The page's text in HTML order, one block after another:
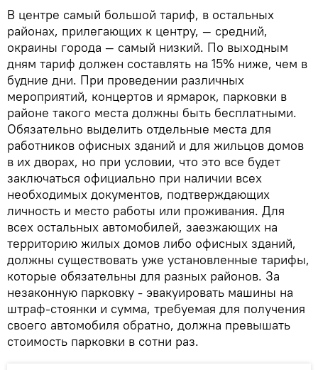
В центре самый большой тариф, в остальных
районах, прилегающих к центру, — средний,
окраины города — самый низкий. По выходным
дням тариф должен составлять на 15% ниже, чем в
будние дни. При проведении различных
мероприятий, концертов и ярмарок, парковки в
районе такого места должны быть бесплатными.
Обязательно выделить отдельные места для
работников офисных зданий и для жильцов домов
в их дворах, но при условии, что это все будет
заключаться официально при наличии всех
необходимых документов, подтверждающих
личность и место работы или проживания. Для
всех остальных автомобилей, заезжающих на
территорию жилых домов либо офисных зданий,
должны существовать уже установленные тарифы,
которые обязательны для разных районов. За
незаконную парковку - эвакуировать машины на
штраф-стоянки и сумма, требуемая для получения
своего автомобиля обратно, должна превышать
стоимость парковки в сотни раз.